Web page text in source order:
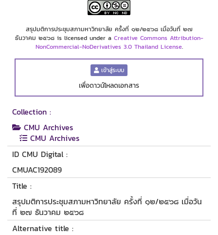
สรุปมติการประชุมสภามหาวิทยาลัย ครั้งที่ ๑๒/๒๕๖๘ เมื่อวันที่ ๒๗
ธันวาคม ๒๕๖๘ is licensed under a Creative Commons Attribution-
NonCommercial-NoDerivatives 3.0 Thailand License.
เข้าสู่ระบบ
เพื่อดาวน์โหลดเอกสาร
Collection :
CMU Archives
CMU Archives
ID CMU Digital :
CMUAC192089
Title :
สรุปมติการประชุมสภามหาวิทยาลัย ครั้งที่ ๑๒/๒๕๖๘ เมื่อวัน
ที่ ๒๗ ธันวาคม ๒๕๖๘
Alternative title :